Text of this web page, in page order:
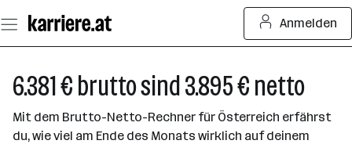
Seiteninhalt
springen
Anmelden
6.381 € brutto sind 3.895 € netto
Mit dem Brutto-Netto-Rechner für Österreich erfährst
du, wie viel am Ende des Monats wirklich auf deinem